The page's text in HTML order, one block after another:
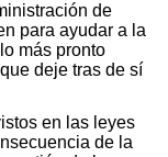
de
para ayudar a la
más pronto
deje tras de sí
en las leyes
de la